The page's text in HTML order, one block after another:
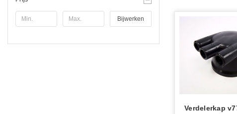
Bijwerken